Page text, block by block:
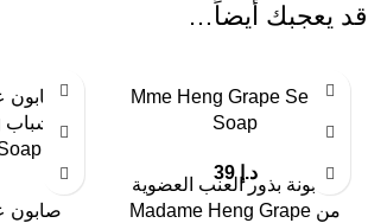
قد يعجبك أيضاً…
Mme Heng Grape Seeds
Soap
د.إ39
صابونة بذور العنب العضوية
من Madame Heng Grape
صابون
صابون